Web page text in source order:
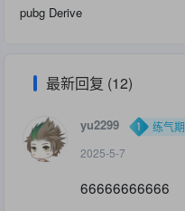
pubg Derive
最新回复 (12)
yu2299
练气期
2025-5-7
66666666666